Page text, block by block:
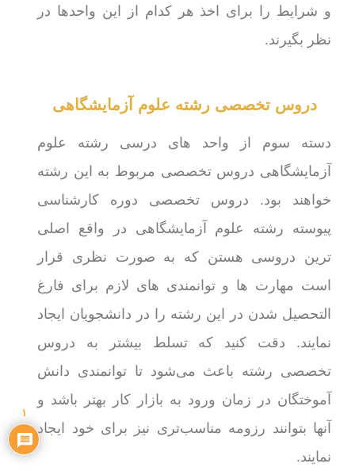
و شرایط را برای اخذ هر کدام از این واحدها در
نظر بگیرند.
دروس تخصصی رشته علوم آزمایشگاهی
دسته سوم از واحد های درسی رشته علوم
آزمایشگاهی دروس تخصصی مربوط به این رشته
خواهند بود. دروس تخصصی دوره کارشناسی
پیوسته رشته علوم آزمایشگاهی در واقع اصلی
ترین دروسی هستن که به صورت نظری قرار
است مهارت ها و توانمندی های لازم برای فارغ
التحصیل شدن در این رشته را در دانشجویان ایجاد
نمایند. دقت کنید که تسلط بیشتر به دروس
تخصصی رشته باعث می‌شود تا توانمندی دانش
آموختگان در زمان ورود به بازار کار بهتر باشد و
آنها بتوانند رزومه مناسب‌تری نیز برای خود ایجاد
نمایند.
۱